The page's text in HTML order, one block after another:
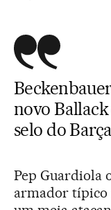
novo
selo do Barça
Pep Guardiola
armador típico